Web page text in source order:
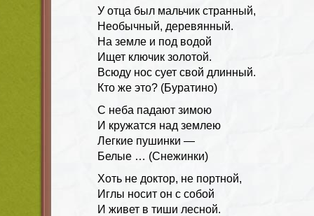
У отца был мальчик странный,
Необычный, деревянный.
На земле и под водой
Ищет ключик золотой.
Всюду нос сует свой длинный.
Кто же это? (Буратино)
С неба падают зимою
И кружатся над землею
Легкие пушинки —
Белые … (Снежинки)
Хоть не доктор, не портной,
Иглы носит он с собой
И живет в тиши лесной.